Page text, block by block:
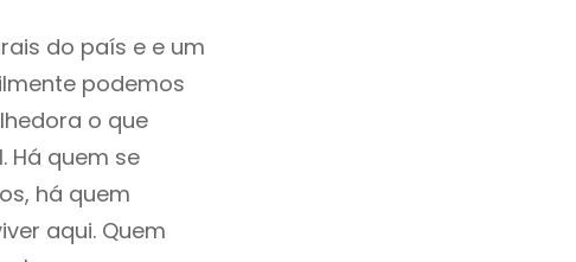
do país e e um
podemos
o que
Há quem se
há quem
aqui. Quem